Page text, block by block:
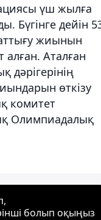
үш жылға
Бүгінге дейін
жиынын
Аталған
дәрігерінің
өткізу
комитет
Олимпиадалық
болып оқыңыз